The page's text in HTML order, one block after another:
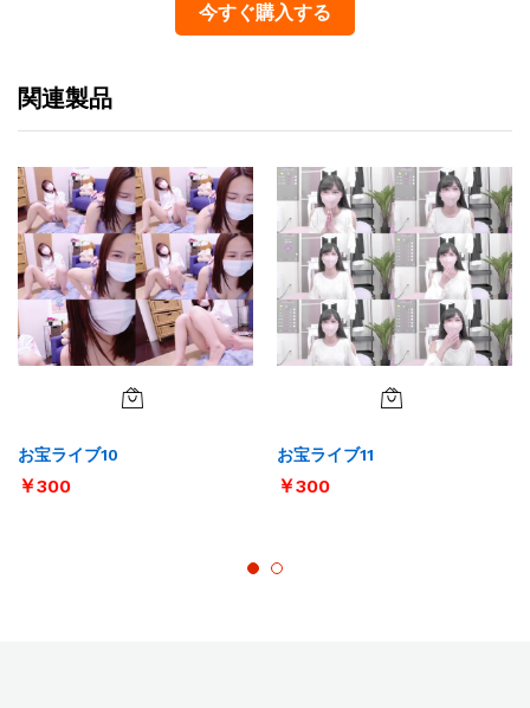
今すぐ購入する
関連製品
お宝ライブ10
￥300
お宝ライブ11
￥300